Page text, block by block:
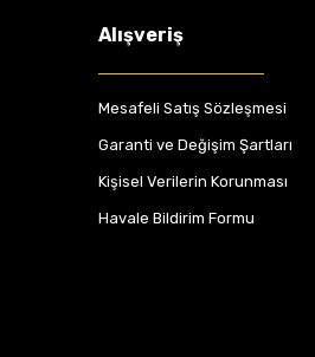
Alışveriş
Mesafeli Satış Sözleşmesi
Garanti ve Değişim Şartları
Kişisel Verilerin Korunması
Havale Bildirim Formu